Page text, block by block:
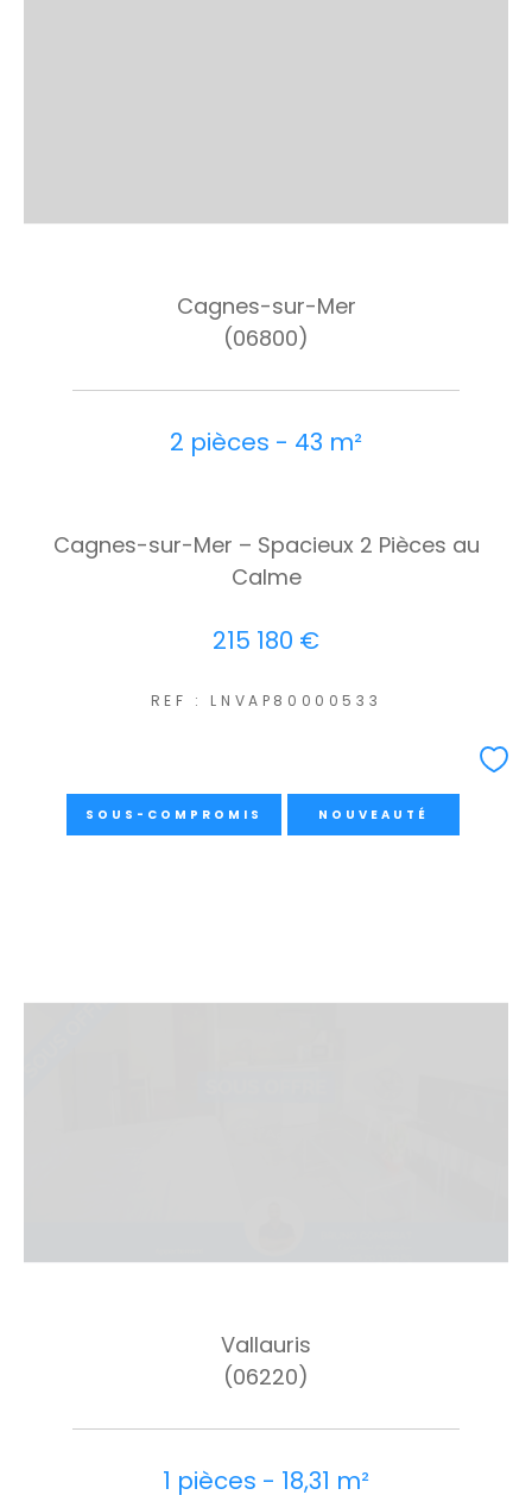
Cagnes-sur-Mer
(06800)
2 pièces - 43 m²
Cagnes-sur-Mer – Spacieux 2 Pièces au
Calme
215 180 €
REF : LNVAP80000533
SOUS-COMPROMIS NOUVEAUTÉ
Vallauris
(06220)
1 pièces - 18,31 m²